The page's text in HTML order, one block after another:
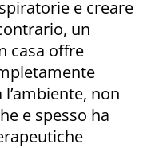
e creare
un
casa offre
non
e spesso ha